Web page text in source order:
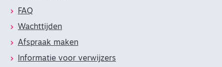
FAQ
Wachttijden
Afspraak maken
Informatie voor verwijzers